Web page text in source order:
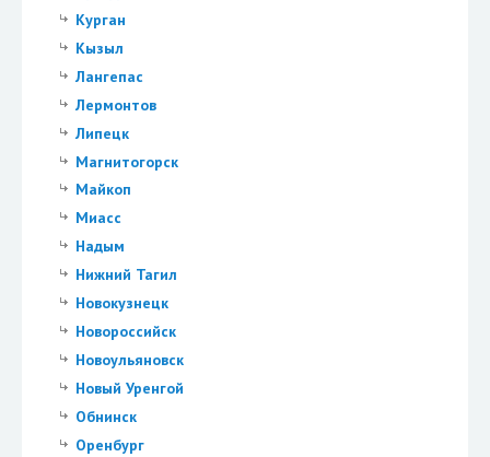
Курган
Кызыл
Лангепас
Лермонтов
Липецк
Магнитогорск
Майкоп
Миасс
Надым
Нижний Тагил
Новокузнецк
Новороссийск
Новоульяновск
Новый Уренгой
Обнинск
Оренбург